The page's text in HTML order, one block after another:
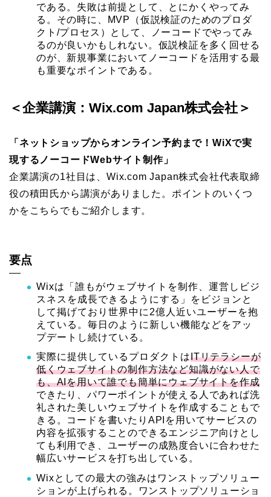
である。失敗は前提として、とにかくやってみ
る。その時に、MVP（仮説検証のためのプロダ
クト/プロセス）として、ノーコードでやってみ
るのが良いかもしれない。仮説検証を多く回せる
のが、新規事業においてノーコードを活用する最
も重要なポイントである。
＜企業講演：Wix.com Japan株式会社＞
「ネットショップからオンライン予約まで！WiXで実
現するノーコードWebサイト制作」
企業講演の1社目は、Wix.com Japan株式会社代表取締
役の積田氏から講演がありました。ポイントのいくつ
かをこちらでもご紹介します。
要点
Wixは「誰もがウェブサイトを制作、運営しビジ
スネスを成長できるようにする」をビジョンと
して掲げており世界中に 2億人近いユーザー を抱
えている。毎日のように新しい機能などをアッ
プデートし続けている。
実際に提供しているプロダクトはITリテラシーが
低くウェブサイトの制作方法など知識がない人で
も、AIを用いて誰でも簡単にウェブサイトを作成
できたり、パワーポイントが使える人であれば洗
礼された美しいウェブサイトを作成することもで
きる。コードを書いたりAPIを用いてサービスの
内容を拡張することのできるエンジニア向けとし
ても利用でき、ユーザーの成熟度合いに合わせた
幅広いサービスを打ち出している。
Wixとしての最大の強みはワンストップソリュー
ションが上げられる。ワンストップソリューショ